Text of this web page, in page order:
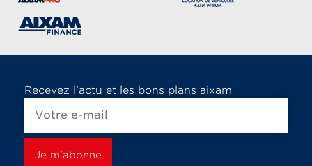
Recevez l'actu et les bons plans aixam